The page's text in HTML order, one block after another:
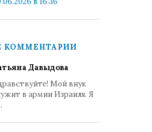
КОММЕНТАРИИ
Давыдова
Мой внук
в армии Израиля. Я